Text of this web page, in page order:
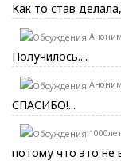
Как то став
Аноним
Получилось....
Аноним
СПАСИБО!...
1000лет
потому что это не